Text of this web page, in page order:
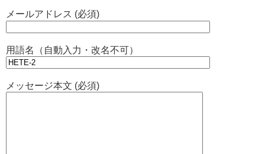
メールアドレス (必須)
用語名（自動入力・改名不可）
メッセージ本文 (必須)